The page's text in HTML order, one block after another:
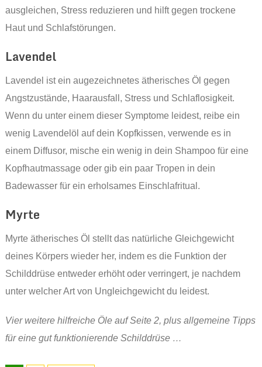
ausgleichen, Stress reduzieren und hilft gegen trockene
Haut und Schlafstörungen.
Lavendel
Lavendel ist ein augezeichnetes ätherisches Öl gegen
Angstzustände, Haarausfall, Stress und Schlaflosigkeit.
Wenn du unter einem dieser Symptome leidest, reibe ein
wenig Lavendelöl auf dein Kopfkissen, verwende es in
einem Diffusor, mische ein wenig in dein Shampoo für eine
Kopfhautmassage oder gib ein paar Tropen in dein
Badewasser für ein erholsames Einschlafritual.
Myrte
Myrte ätherisches Öl stellt das natürliche Gleichgewicht
deines Körpers wieder her, indem es die Funktion der
Schilddrüse entweder erhöht oder verringert, je nachdem
unter welcher Art von Ungleichgewicht du leidest.
Vier weitere hilfreiche Öle auf Seite 2, plus allgemeine Tipps
für eine gut funktionierende Schilddrüse …